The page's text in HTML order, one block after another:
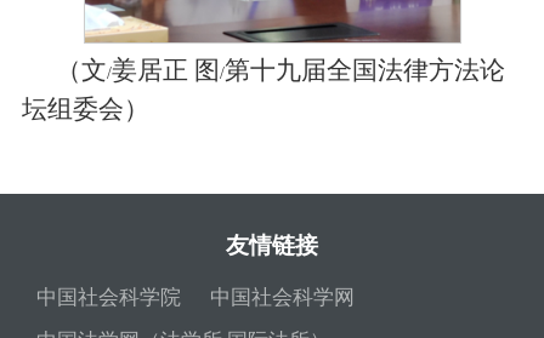
（文/姜居正 图 /第十九届全国法律方法论
坛组委会）
友情链接
中国社会科学院
中国社会科学网